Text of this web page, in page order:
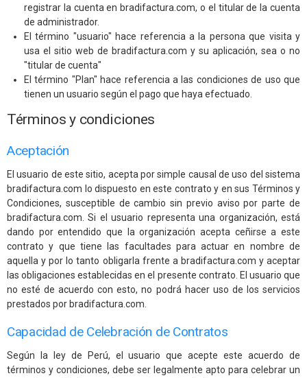
registrar la cuenta en bradifactura.com, o el titular de la cuenta
de administrador.
El término "usuario" hace referencia a la persona que visita y
usa el sitio web de bradifactura.com y su aplicación, sea o no
"titular de cuenta"
El término "Plan" hace referencia a las condiciones de uso que
tienen un usuario según el pago que haya efectuado.
Términos y condiciones
Aceptación
El usuario de este sitio, acepta por simple causal de uso del sistema
bradifactura.com lo dispuesto en este contrato y en sus Términos y
Condiciones, susceptible de cambio sin previo aviso por parte de
bradifactura.com. Si el usuario representa una organización, está
dando por entendido que la organización acepta ceñirse a este
contrato y que tiene las facultades para actuar en nombre de
aquella y por lo tanto obligarla frente a bradifactura.com y aceptar
las obligaciones establecidas en el presente contrato. El usuario que
no esté de acuerdo con esto, no podrá hacer uso de los servicios
prestados por bradifactura.com.
Capacidad de Celebración de Contratos
Según la ley de Perú, el usuario que acepte este acuerdo de
términos y condiciones, debe ser legalmente apto para celebrar un